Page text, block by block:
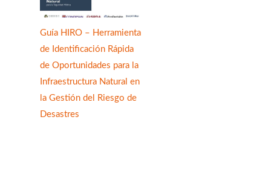
Guía HIRO – Herramienta
de Identificación Rápida
de Oportunidades para la
Infraestructura Natural en
la Gestión del Riesgo de
Desastres